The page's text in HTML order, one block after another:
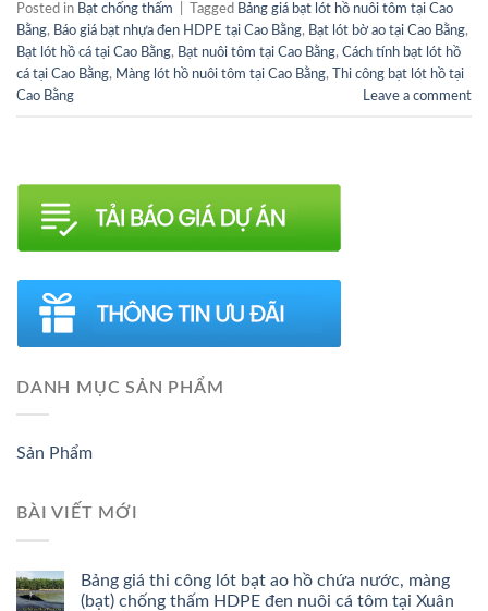
Posted in Bạt chống thấm Tagged Bảng giá bạt lót hồ nuôi tôm tại Cao
Bằng, Báo giá bạt nhựa đen HDPE tại Cao Bằng, Bạt lót bờ ao tại Cao Bằng,
Bạt lót hồ cá tại Cao Bằng, Bạt nuôi tôm tại Cao Bằng, Cách tính bạt lót hồ
cá tại Cao Bằng, Màng lót hồ nuôi tôm tại Cao Bằng,
Thi công bạt lót hồ tại
Cao Bằng
Leave a comment
DANH MỤC SẢN PHẨM
Sản Phẩm
BÀI VIẾT MỚI
Bảng giá thi công lót bạt ao hồ chứa nước, màng
(bạt) chống thấm HDPE đen nuôi cá tôm tại Xuân